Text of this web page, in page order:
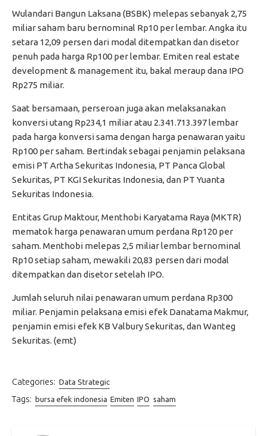
Wulandari Bangun Laksana (BSBK) melepas sebanyak 2,75
miliar saham baru bernominal Rp10 per lembar. Angka itu
setara 12,09 persen dari modal ditempatkan dan disetor
penuh pada harga Rp100 per lembar. Emiten real estate
development & management itu, bakal meraup dana IPO
Rp275 miliar.
Saat bersamaan, perseroan juga akan melaksanakan
konversi utang Rp234,1 miliar atau 2.341.713.397 lembar
pada harga konversi sama dengan harga penawaran yaitu
Rp100 per saham. Bertindak sebagai penjamin pelaksana
emisi PT Artha Sekuritas Indonesia, PT Panca Global
Sekuritas, PT KGI Sekuritas Indonesia, dan PT Yuanta
Sekuritas Indonesia.
Entitas Grup Maktour, Menthobi Karyatama Raya (MKTR)
mematok harga penawaran umum perdana Rp120 per
saham. Menthobi melepas 2,5 miliar lembar bernominal
Rp10 setiap saham, mewakili 20,83 persen dari modal
ditempatkan dan disetor setelah IPO.
Jumlah seluruh nilai penawaran umum perdana Rp300
miliar. Penjamin pelaksana emisi efek Danatama Makmur,
penjamin emisi efek KB Valbury Sekuritas, dan Wanteg
Sekuritas. (emt)
Categories: Data Strategic
Tags: bursa efek indonesia Emiten IPO saham